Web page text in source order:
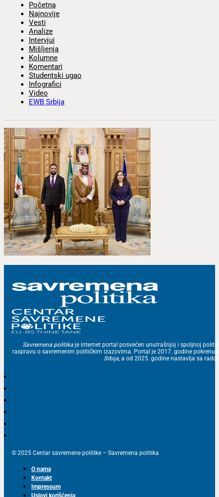
Početna
Najnovije
Vesti
Analize
Intervjui
Mišljenja
Kolumne
Komentari
Studentski ugao
Infografici
Video
EWB Srbija
Savremena politika je internet portal posvećen unutrašnjoj i spoljnoj
raspravu o savremenim političkim izazovima. Portal je 2017. godine
Srbija, a od 2025. godine nastavlja sa
© 2025 Centar savremene politike – Savremena politika
O nama
Kontakt
Impressum
Uslovi korišćenja